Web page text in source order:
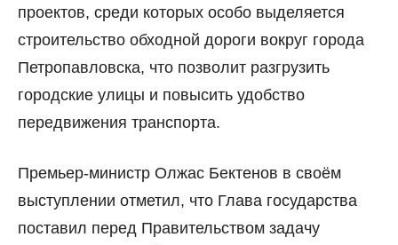
проектов, среди которых особо выделяется
строительство обходной дороги вокруг города
Петропавловска, что позволит разгрузить
городские улицы и повысить удобство
передвижения транспорта.
Премьер-министр Олжас Бектенов в своём
выступлении отметил, что Глава государства
поставил перед Правительством задачу